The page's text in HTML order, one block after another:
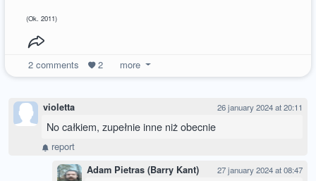
(Ok. 2011)
2comments 2 more
violetta 26 january 2024 at 20:11
No całkiem, zupełnie inne niż obecnie
report
Adam Pietras (Barry Kant) 27 january 2024 at 08:47